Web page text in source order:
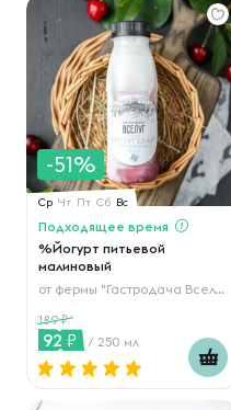
-51%
Ср Чт Пт Сб Вс
Подходящее время
%Йогурт питьевой
малиновый
от фермы "Гастродача Вселуг"
189
92 / 250 мл